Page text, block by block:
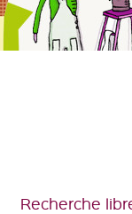
Recherche